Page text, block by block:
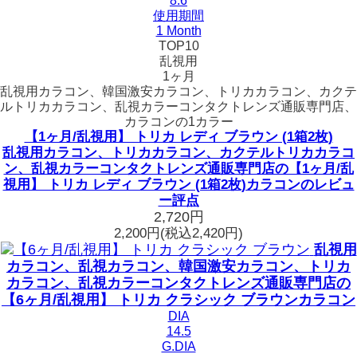
使用期間
1 Month
TOP10
乱視用
1ヶ月
乱視用カラコン、韓国激安カラコン、トリカカラコン、カクテ
ルトリカカラコン、乱視カラーコンタクトレンズ通販専門店、
カラコンの1カラー
【1ヶ月/乱視用】 トリカ レディ ブラウン (1箱2枚)
乱視用カラコン、トリカカラコン、カクテルトリカカラコ
ン、乱視カラーコンタクトレンズ通販専門店の【1ヶ月/乱
視用】 トリカ レディ ブラウン (1箱2枚)カラコンのレビュ
ー評点
2,720円
2,200円 (税込2,420円)
乱視用
カラコン、乱視カラコン、韓国激安カラコン、トリカ
カラコン、乱視カラーコンタクトレンズ通販専門店の
【6ヶ月/乱視用】 トリカ クラシック ブラウンカラコン
DIA
14.5
G.DIA